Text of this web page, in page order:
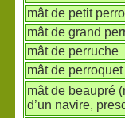
mât de petit
mât de grand
mât de perruche
mât de
mât de beaupré
d’un navire,